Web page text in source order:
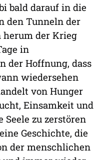
bald darauf in die
den Tunneln der
herum der Krieg
in
der Hoffnung, dass
wiedersehen
von Hunger
Einsamkeit und
zu zerstören
Geschichte, die
der menschlichen